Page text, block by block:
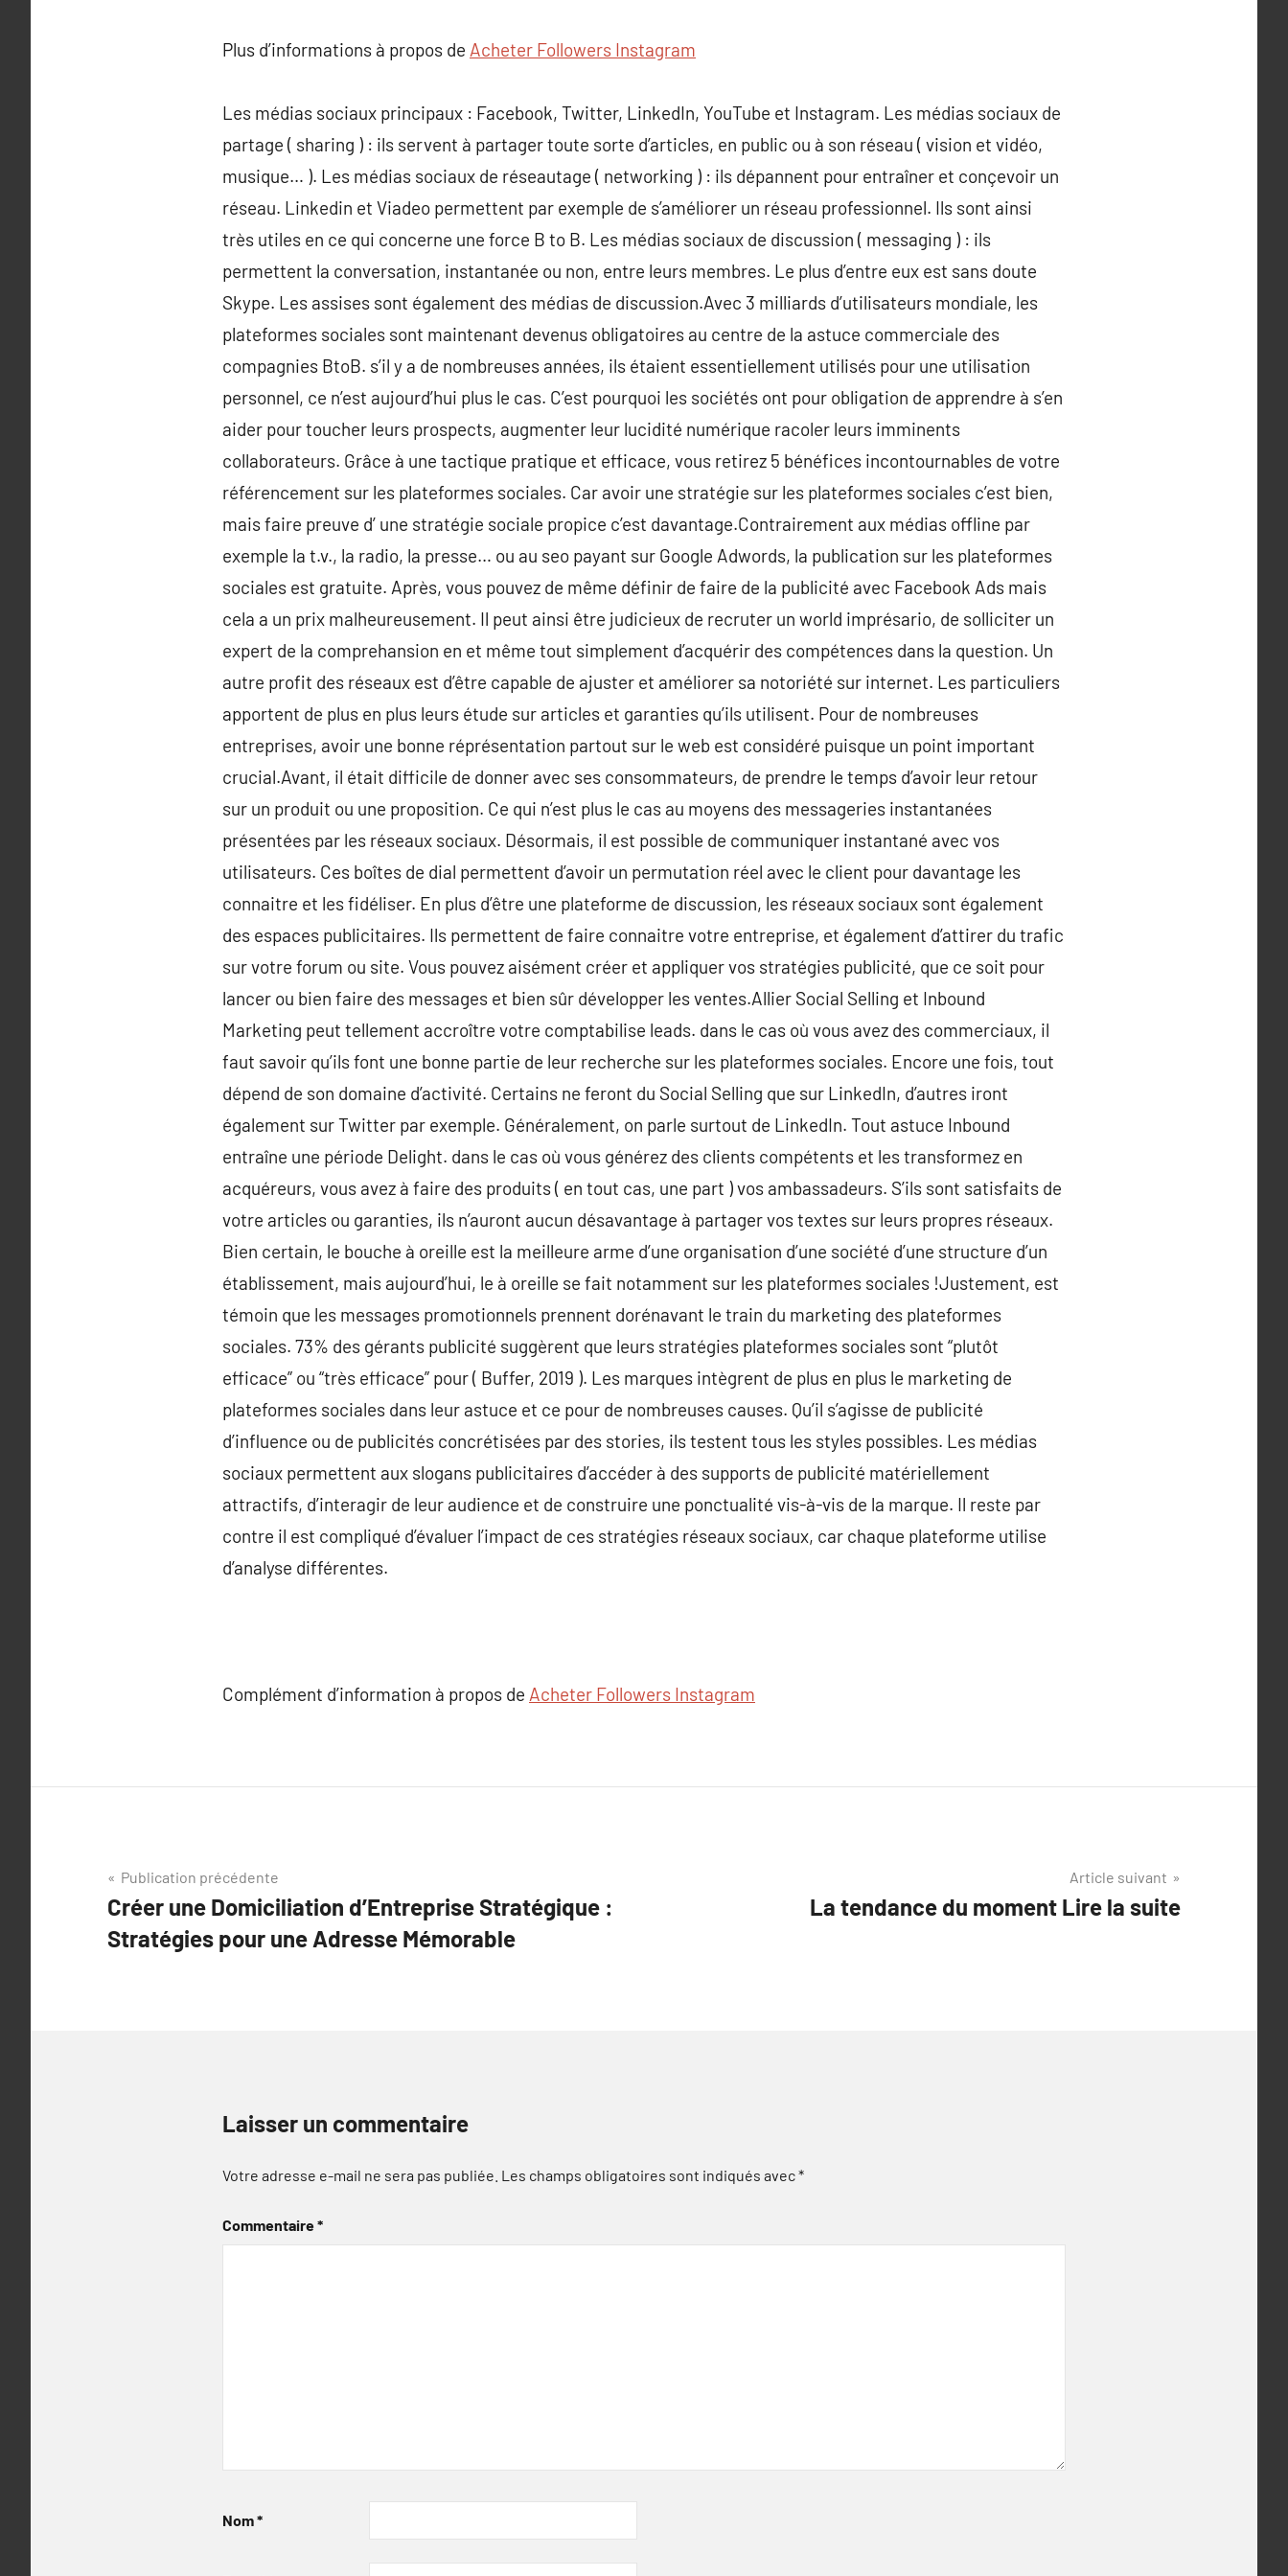
Plus d’informations à propos de Acheter Followers Instagram
Les médias sociaux principaux : Facebook, Twitter, LinkedIn, YouTube et Instagram. Les médias sociaux de
partage ( sharing ) : ils servent à partager toute sorte d’articles, en public ou à son réseau ( vision et vidéo,
musique… ). Les médias sociaux de réseautage ( networking ) : ils dépannent pour entraîner et conçevoir un
réseau. Linkedin et Viadeo permettent par exemple de s’améliorer un réseau professionnel. Ils sont ainsi
très utiles en ce qui concerne une force B to B. Les médias sociaux de discussion ( messaging ) : ils
permettent la conversation, instantanée ou non, entre leurs membres. Le plus d’entre eux est sans doute
Skype. Les assises sont également des médias de discussion.Avec 3 milliards d’utilisateurs mondiale, les
plateformes sociales sont maintenant devenus obligatoires au centre de la astuce commerciale des
compagnies BtoB. s’il y a de nombreuses années, ils étaient essentiellement utilisés pour une utilisation
personnel, ce n’est aujourd’hui plus le cas. C’est pourquoi les sociétés ont pour obligation de apprendre à s’en
aider pour toucher leurs prospects, augmenter leur lucidité numérique racoler leurs imminents
collaborateurs. Grâce à une tactique pratique et efficace, vous retirez 5 bénéfices incontournables de votre
référencement sur les plateformes sociales. Car avoir une stratégie sur les plateformes sociales c’est bien,
mais faire preuve d’ une stratégie sociale propice c’est davantage.Contrairement aux médias offline par
exemple la t.v., la radio, la presse… ou au seo payant sur Google Adwords, la publication sur les plateformes
sociales est gratuite. Après, vous pouvez de même définir de faire de la publicité avec Facebook Ads mais
cela a un prix malheureusement. Il peut ainsi être judicieux de recruter un world imprésario, de solliciter un
expert de la comprehansion en et même tout simplement d’acquérir des compétences dans la question. Un
autre profit des réseaux est d’être capable de ajuster et améliorer sa notoriété sur internet. Les particuliers
apportent de plus en plus leurs étude sur articles et garanties qu’ils utilisent. Pour de nombreuses
entreprises, avoir une bonne réprésentation partout sur le web est considéré puisque un point important
crucial.Avant, il était difficile de donner avec ses consommateurs, de prendre le temps d’avoir leur retour
sur un produit ou une proposition. Ce qui n’est plus le cas au moyens des messageries instantanées
présentées par les réseaux sociaux. Désormais, il est possible de communiquer instantané avec vos
utilisateurs. Ces boîtes de dial permettent d’avoir un permutation réel avec le client pour davantage les
connaitre et les fidéliser. En plus d’être une plateforme de discussion, les réseaux sociaux sont également
des espaces publicitaires. Ils permettent de faire connaitre votre entreprise, et également d’attirer du trafic
sur votre forum ou site. Vous pouvez aisément créer et appliquer vos stratégies publicité, que ce soit pour
lancer ou bien faire des messages et bien sûr développer les ventes.Allier Social Selling et Inbound
Marketing peut tellement accroître votre comptabilise leads. dans le cas où vous avez des commerciaux, il
faut savoir qu’ils font une bonne partie de leur recherche sur les plateformes sociales. Encore une fois, tout
dépend de son domaine d’activité. Certains ne feront du Social Selling que sur LinkedIn, d’autres iront
également sur Twitter par exemple. Généralement, on parle surtout de LinkedIn. Tout astuce Inbound
entraîne une période Delight. dans le cas où vous générez des clients compétents et les transformez en
acquéreurs, vous avez à faire des produits ( en tout cas, une part ) vos ambassadeurs. S’ils sont satisfaits de
votre articles ou garanties, ils n’auront aucun désavantage à partager vos textes sur leurs propres réseaux.
Bien certain, le bouche à oreille est la meilleure arme d’une organisation d’une société d’une structure d’un
établissement, mais aujourd’hui, le à oreille se fait notamment sur les plateformes sociales !Justement, est
témoin que les messages promotionnels prennent dorénavant le train du marketing des plateformes
sociales. 73% des gérants publicité suggèrent que leurs stratégies plateformes sociales sont “plutôt
efficace” ou “très efficace” pour ( Buffer, 2019 ). Les marques intègrent de plus en plus le marketing de
plateformes sociales dans leur astuce et ce pour de nombreuses causes. Qu’il s’agisse de publicité
d’influence ou de publicités concrétisées par des stories, ils testent tous les styles possibles. Les médias
sociaux permettent aux slogans publicitaires d’accéder à des supports de publicité matériellement
attractifs, d’interagir de leur audience et de construire une ponctualité vis-à-vis de la marque. Il reste par
contre il est compliqué d’évaluer l’impact de ces stratégies réseaux sociaux, car chaque plateforme utilise
d’analyse différentes.
Complément d’information à propos de Acheter Followers Instagram
Navigation
de
l’article
Publication précédente
Créer une Domiciliation d’Entreprise Stratégique :
Stratégies pour une Adresse Mémorable
Article suivant
La tendance du moment Lire la suite
Laisser un commentaire
Votre adresse e-mail ne sera pas publiée. Les champs obligatoires sont indiqués avec*
Commentaire*
Nom*